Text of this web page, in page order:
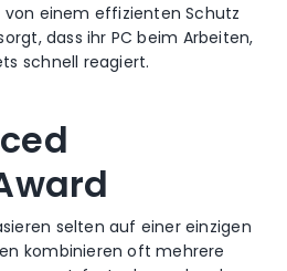
einem effizienten Schutz
dass ihr PC beim Arbeiten,
schnell reagiert.
selten auf einer einzigen
kombinieren oft mehrere